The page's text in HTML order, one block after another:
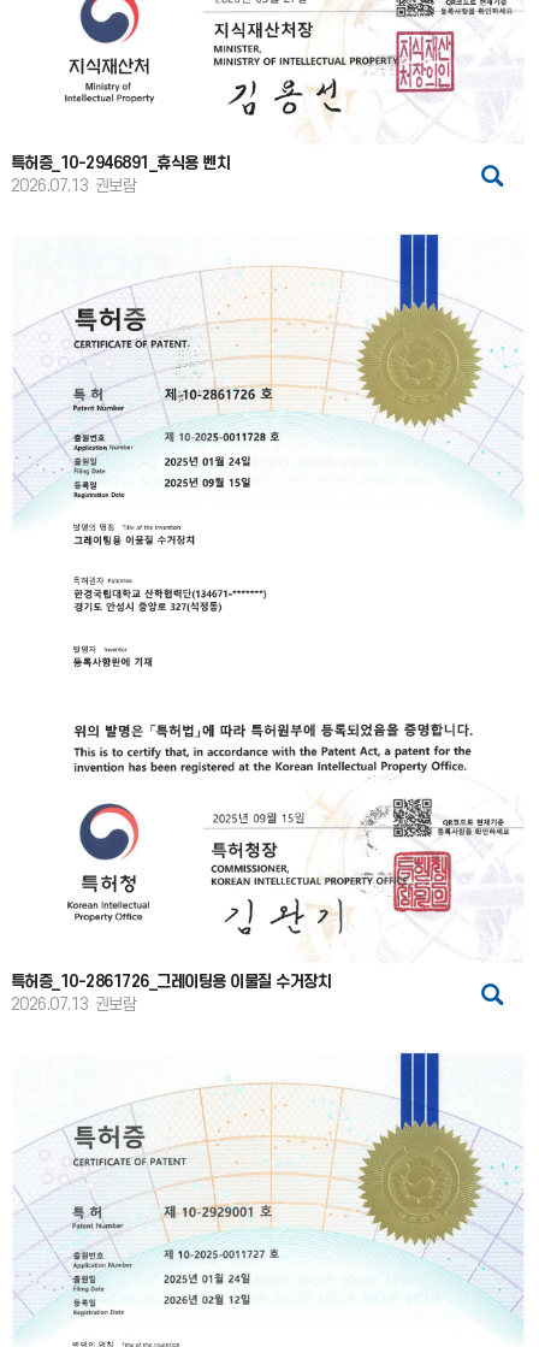
특허증_10-2946891_휴식용 벤치
2026.07.13 권보람
특허증_10-2861726_그레이팅용 이물질 수거장치
2026.07.13 권보람